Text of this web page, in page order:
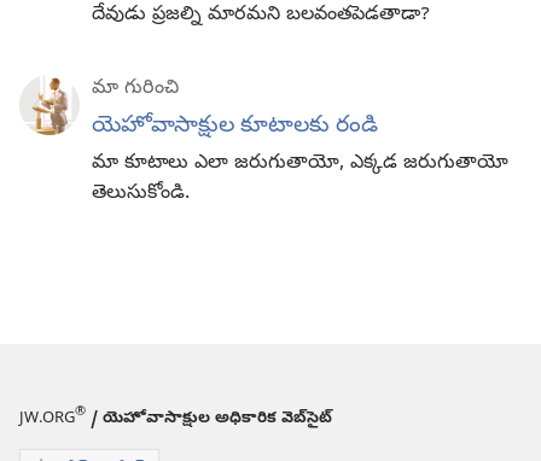
దేవుడు ప్రజల్ని మారమని బలవంతపెడతాడా?
మా గురించి
యెహోవాసాక్షుల కూటాలకు రండి
మా కూటాలు ఎలా జరుగుతాయో, ఎక్కడ జరుగుతాయో
తెలుసుకోండి.
JW.ORG® / యెహోవాసాక్షుల అధికారిక వెబ్‌సైట్‌